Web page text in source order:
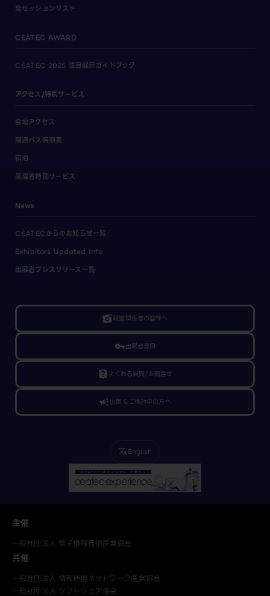
全セッションリスト
CEATEC AWARD
CEATEC 2025 注目展示ガイドブック
アクセス/特別サービス
会場アクセス
高速バス時刻表
宿泊
来場者特別サービス
News
CEATECからのお知らせ一覧
Exhibitors Updated Info
出展者プレスリリース一覧
linked_camera報道関係者の皆様へ
vpn_key出展者専用
live_help よくある質問/お問合せ
campaign出展をご検討中の方へ
translateEnglish
主催
一般社団法人 電子情報技術産業協会
共催
一般社団法人 情報通信ネットワーク産業協会
一般社団法人 ソフトウェア協会